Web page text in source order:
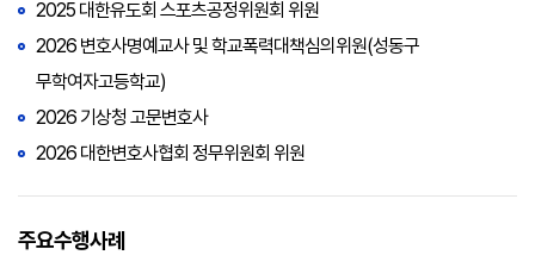
2025 대한유도회 스포츠공정위원회 위원
2026 변호사명예교사 및 학교폭력대책심의위원(성동구
무학여자고등학교)
2026 기상청 고문변호사
2026 대한변호사협회 정무위원회 위원
주요수행사례